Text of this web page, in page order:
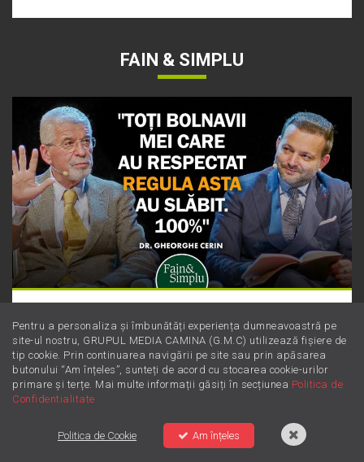
FAIN & SIMPLU
fără să numeri obsesiv caloriile
Pentru a personaliza și îmbunătăți experiența dumneavoastră pe
site-ul nostru, GRUPUL MEDIA CAMINA (G.M.C) utilizează fișiere de
tip cookie. Prin continuarea navigării pe site sau prin apăsarea
butonului “Am înțeles”, sunteți de acord cu stocarea cookie-urilor
primare și terțe. Mai multe informații găsiți în secțiunea Politica de
Confidentialitate
Politica de Cookie Am înțeles